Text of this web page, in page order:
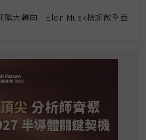
購大轉向 Elon Musk捨超微全面